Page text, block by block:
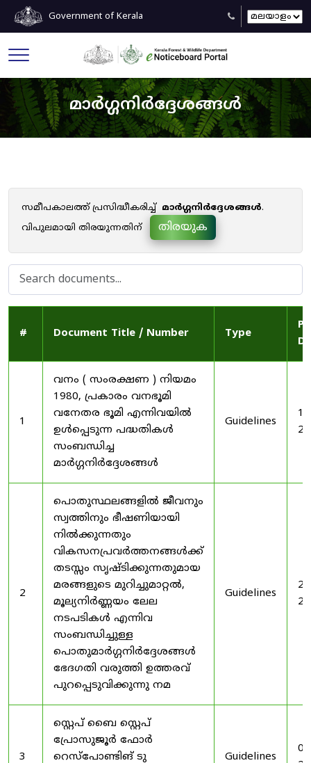
Government of Kerala
മാർഗ്ഗനിർദ്ദേശങ്ങൾ
സമീപകാലത്ത് പ്രസിദ്ധീകരിച്ച് മാർഗ്ഗനിർദ്ദേശങ്ങൾ.
വിപുലമായി തിരയുന്നതിന്
തിരയുക
# Document Title / Number Type
1
വനം ( സംരക്ഷണ ) നിയമം
1980, പ്രകാരം വനഭൂമി
വനേതര ഭൂമി എന്നിവയിൽ
ഉൾപ്പെടുന്ന പദ്ധതികൾ
സംബന്ധിച്ച
മാർഗ്ഗനിർദ്ദേശങ്ങൾ
Guidelines
2
പൊതുസ്ഥലങ്ങളിൽ ജീവനും
സ്വത്തിനും ഭീഷണിയായി
നിൽക്കുന്നതും
വികസനപ്രവർത്തനങ്ങൾക്ക്
തടസ്സം സൃഷ്ടിക്കുന്നതുമായ
മരങ്ങളുടെ മുറിച്ചുമാറ്റൽ,
മൂല്യനിർണ്ണയം ലേല
നടപടികൾ എന്നിവ
സംബന്ധിച്ചുള്ള
പൊതുമാർഗ്ഗനിർദ്ദേശങ്ങൾ
ഭേദഗതി വരുത്തി ഉത്തരവ്
പുറപ്പെടുവിക്കുന്നു നമ
Guidelines
3
സ്റ്റെപ് ബൈ സ്റ്റെപ്
പ്രോസുജൂർ ഫോർ
റെസ്‌പോണ്ടിങ് ടു
Guidelines